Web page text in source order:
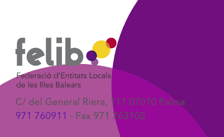
C/ del General Riera, 111 07010 Palma
971 760911 - Fax 971 763102